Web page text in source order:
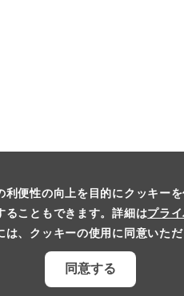
利便性の向上を目的にクッキー
ることもできます。詳細はプラ
は、クッキーの使用に同意いた
同意する